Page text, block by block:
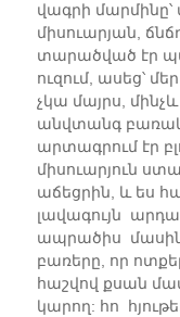
վագրի մարմինը՝
միսուարյան,
տարածված էր
ուզում, ասեց՝
չկա մայրս,
անվտանգ
արտագրում էր
միսուարյուն
աճեցրին, և ես
լավագույն
ապրածիս մասին
բառերը, որ
հաշվով քսան
կարող: հո